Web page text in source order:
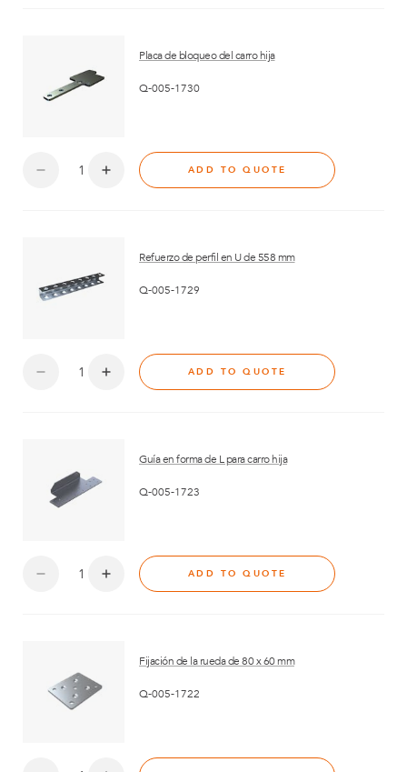
Placa de bloqueo del carro hija
Q-005-1730
ADD TO QUOTE
Refuerzo de perfil en U de 558 mm
Q-005-1729
ADD TO QUOTE
Guía en forma de L para carro hija
Q-005-1723
ADD TO QUOTE
Fijación de la rueda de 80 x 60 mm
Q-005-1722